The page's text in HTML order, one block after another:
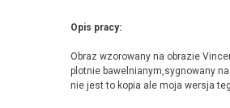
Opis pracy:
Obraz wzorowany na obrazie
plotnie bawelnianym,sygnowany
nie jest to kopia ale moja wersja